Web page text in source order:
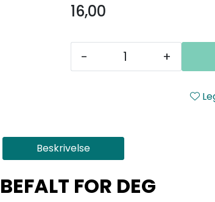
16,00
- +
Beskrivelse
FOR DEG